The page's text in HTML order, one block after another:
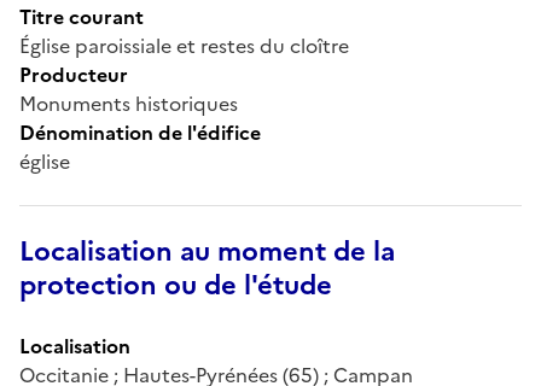
Titre courant
Église paroissiale et restes du cloître
Producteur
Monuments historiques
Dénomination de l'édifice
église
Localisation au moment de la
protection ou de l'étude
Localisation
Occitanie ; Hautes-Pyrénées (65) ; Campan